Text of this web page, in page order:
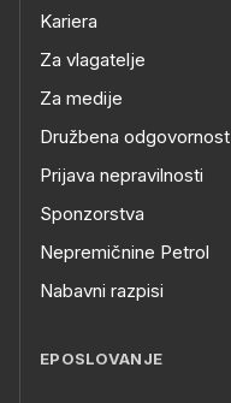
Kariera
Za vlagatelje
Za medije
Družbena odgovornost
Prijava nepravilnosti
Sponzorstva
Nepremičnine Petrol
Nabavni razpisi
EPOSLOVANJE